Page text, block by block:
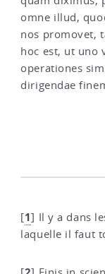
omne illud,
nos promovet,
hoc est, ut uno
operationes
dirigendae
[1] Il y a dans
laquelle il faut